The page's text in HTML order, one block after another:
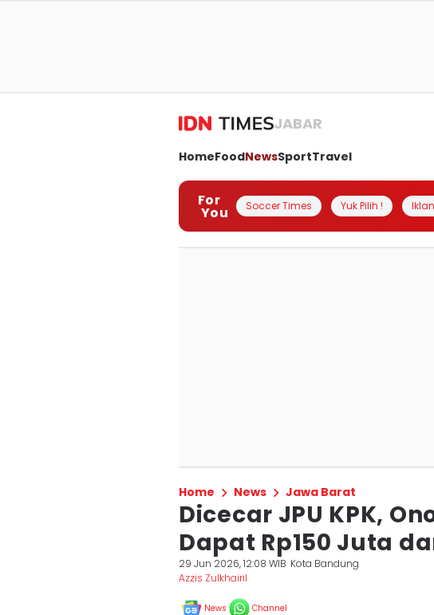
JABAR
HomeFoodNewsSportTravel
For
You Soccer Times Yuk Pilih !
Home News Jawa Barat
Dicecar JPU KPK,
Dapat Rp150 Juta
29 Jun 2026, 12:08 WIB Kota Bandung
Azzis Zulkhairil
News Channel